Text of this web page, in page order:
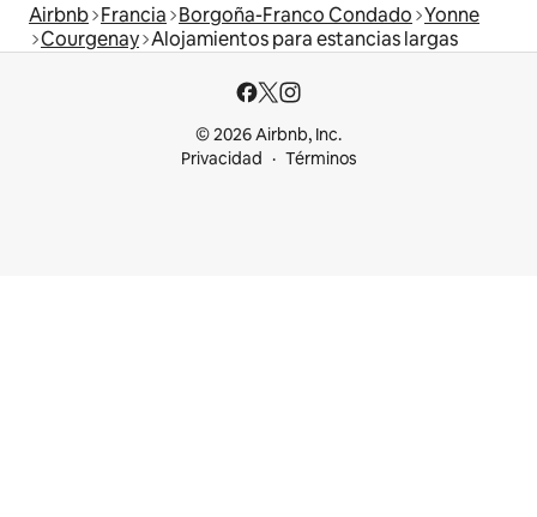
Airbnb Francia Borgoña-Franco Condado Yonne
Courgenay Alojamientos para estancias largas
© 2026 Airbnb, Inc.
Privacidad
Términos